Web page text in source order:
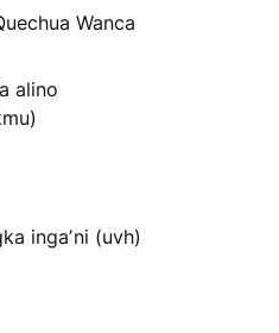
Wanca
alino
ingaʼni (uvh)